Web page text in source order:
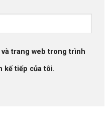
trang web trong trình
kế tiếp của tôi.